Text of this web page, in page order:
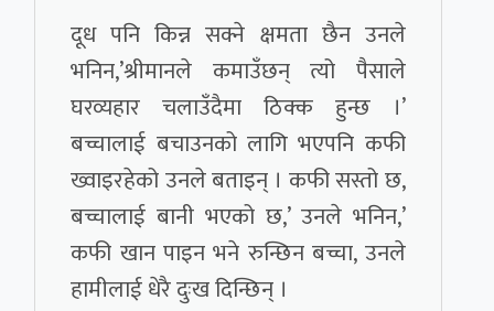
दूध पनि किन्न सक्ने क्षमता छैन उनले
भनिन,’श्रीमानले कमाउँछन् त्यो पैसाले
घरव्यहार चलाउँदैमा ठिक्क हुन्छ ।’
बच्चालाई बचाउनको लागि भएपनि कफी
ख्वाइरहेको उनले बताइन् । कफी सस्तो छ,
बच्चालाई बानी भएको छ,’ उनले भनिन,’
कफी खान पाइन भने रुन्छिन बच्चा, उनले
हामीलाई धेरै दुःख दिन्छिन् ।